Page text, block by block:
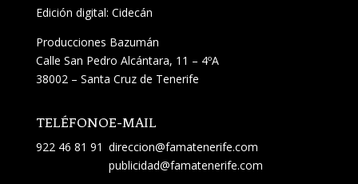
Edición digital: Cidecán
Producciones Bazumán
Calle San Pedro Alcántara, 11 – 4ºA
38002 – Santa Cruz de Tenerife
TELÉFONO
922 46 81 91
E-MAIL
direccion@famatenerife.com
publicidad@famatenerife.com